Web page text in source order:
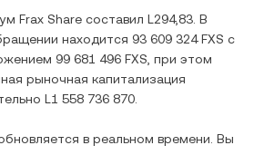
Frax Share составил L294,83 . В
находится 93 609 324 FXS с
99 681 496 FXS , при этом
рыночная капитализация
L1 558 736 870
в реальном времени. Вы